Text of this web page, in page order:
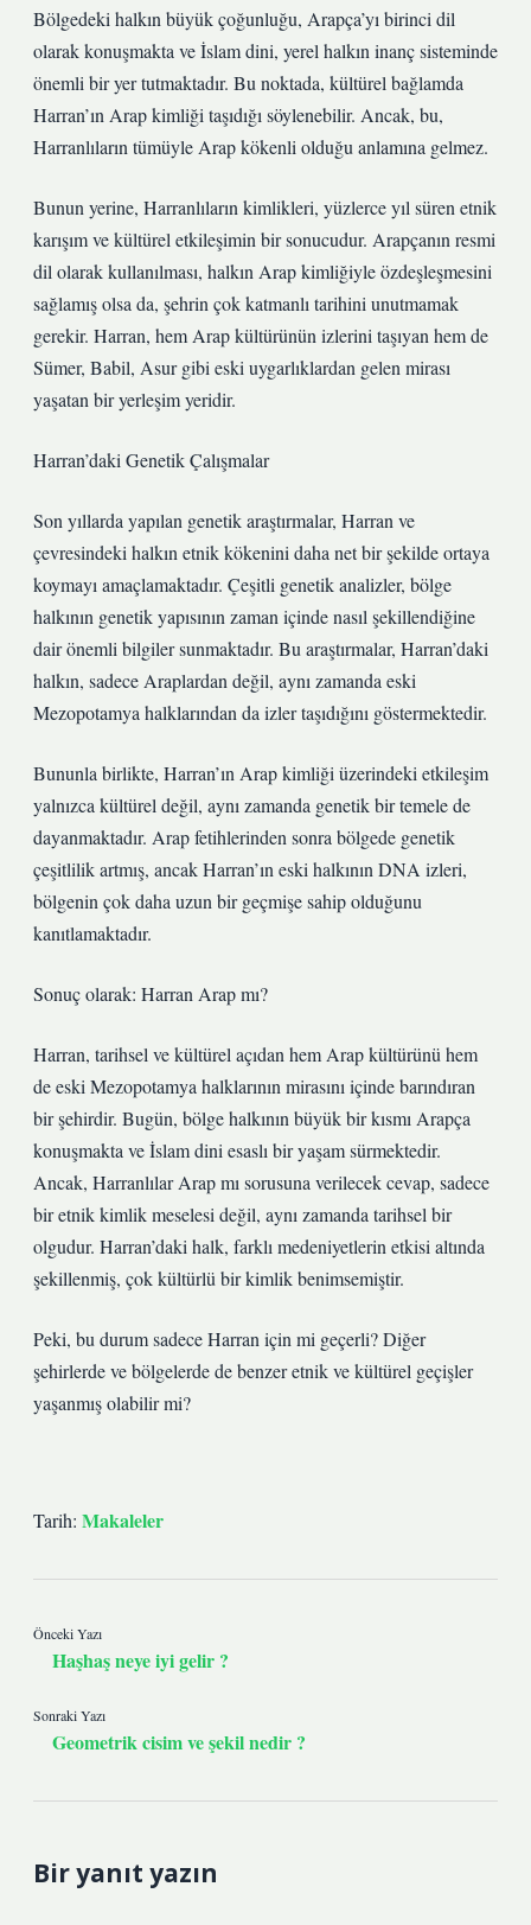
Bölgedeki halkın büyük çoğunluğu, Arapça’yı birinci dil
olarak konuşmakta ve İslam dini, yerel halkın inanç sisteminde
önemli bir yer tutmaktadır. Bu noktada, kültürel bağlamda
Harran’ın Arap kimliği taşıdığı söylenebilir. Ancak, bu,
Harranlıların tümüyle Arap kökenli olduğu anlamına gelmez.
Bunun yerine, Harranlıların kimlikleri, yüzlerce yıl süren etnik
karışım ve kültürel etkileşimin bir sonucudur. Arapçanın resmi
dil olarak kullanılması, halkın Arap kimliğiyle özdeşleşmesini
sağlamış olsa da, şehrin çok katmanlı tarihini unutmamak
gerekir. Harran, hem Arap kültürünün izlerini taşıyan hem de
Sümer, Babil, Asur gibi eski uygarlıklardan gelen mirası
yaşatan bir yerleşim yeridir.
Harran’daki Genetik Çalışmalar
Son yıllarda yapılan genetik araştırmalar, Harran ve
çevresindeki halkın etnik kökenini daha net bir şekilde ortaya
koymayı amaçlamaktadır. Çeşitli genetik analizler, bölge
halkının genetik yapısının zaman içinde nasıl şekillendiğine
dair önemli bilgiler sunmaktadır. Bu araştırmalar, Harran’daki
halkın, sadece Araplardan değil, aynı zamanda eski
Mezopotamya halklarından da izler taşıdığını göstermektedir.
Bununla birlikte, Harran’ın Arap kimliği üzerindeki etkileşim
yalnızca kültürel değil, aynı zamanda genetik bir temele de
dayanmaktadır. Arap fetihlerinden sonra bölgede genetik
çeşitlilik artmış, ancak Harran’ın eski halkının DNA izleri,
bölgenin çok daha uzun bir geçmişe sahip olduğunu
kanıtlamaktadır.
Sonuç olarak: Harran Arap mı?
Harran, tarihsel ve kültürel açıdan hem Arap kültürünü hem
de eski Mezopotamya halklarının mirasını içinde barındıran
bir şehirdir. Bugün, bölge halkının büyük bir kısmı Arapça
konuşmakta ve İslam dini esaslı bir yaşam sürmektedir.
Ancak, Harranlılar Arap mı sorusuna verilecek cevap, sadece
bir etnik kimlik meselesi değil, aynı zamanda tarihsel bir
olgudur. Harran’daki halk, farklı medeniyetlerin etkisi altında
şekillenmiş, çok kültürlü bir kimlik benimsemiştir.
Peki, bu durum sadece Harran için mi geçerli? Diğer
şehirlerde ve bölgelerde de benzer etnik ve kültürel geçişler
yaşanmış olabilir mi?
Tarih: Makaleler
Önceki Yazı
Haşhaş neye iyi gelir ?
Sonraki Yazı
Geometrik cisim ve şekil nedir ?
Bir yanıt yazın